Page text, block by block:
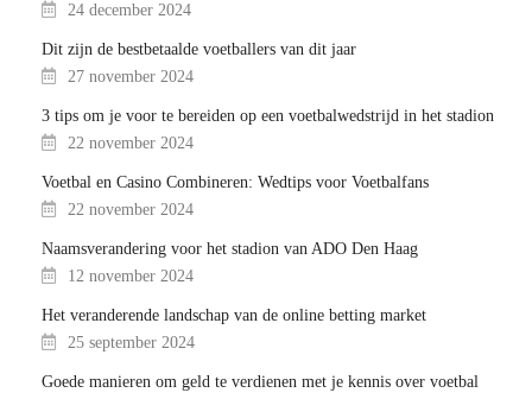
24 december 2024
Dit zijn de bestbetaalde voetballers van dit jaar
27 november 2024
3 tips om je voor te bereiden op een voetbalwedstrijd in het stadion
22 november 2024
Voetbal en Casino Combineren: Wedtips voor Voetbalfans
22 november 2024
Naamsverandering voor het stadion van ADO Den Haag
12 november 2024
Het veranderende landschap van de online betting market
25 september 2024
Goede manieren om geld te verdienen met je kennis over voetbal